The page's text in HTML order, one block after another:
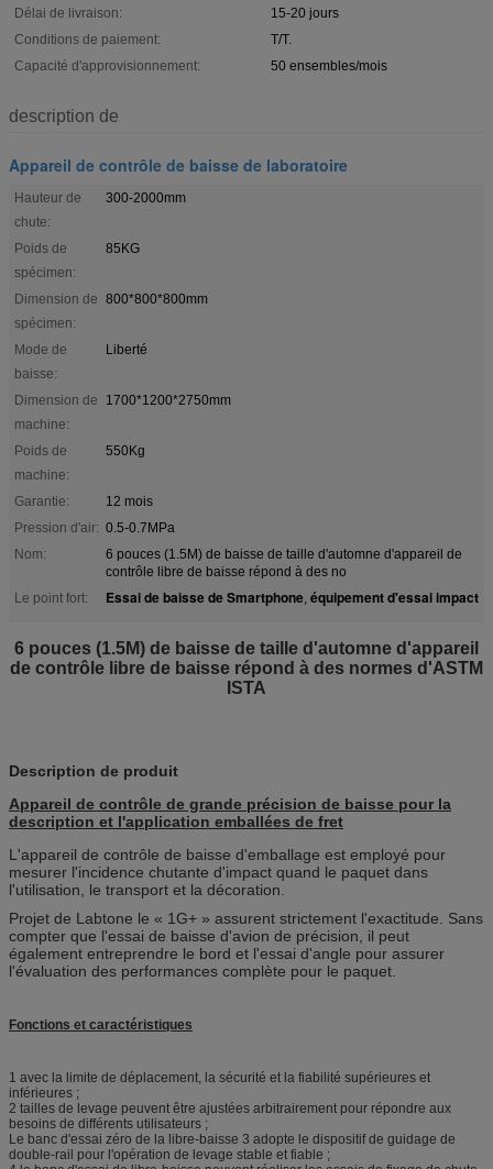
Délai de livraison:
15-20 jours
Conditions de paiement:
T/T.
Capacité d'approvisionnement:
50 ensembles/mois
description de
Appareil de contrôle de baisse de laboratoire
Hauteur de
chute:
300-2000mm
Poids de
spécimen:
85KG
Dimension de
spécimen:
800*800*800mm
Mode de
baisse:
Liberté
Dimension de
machine:
1700*1200*2750mm
Poids de
machine:
550Kg
Garantie:
12 mois
Pression d'air: 0.5-0.7MPa
Nom:
6 pouces (1.5M) de baisse de taille d'automne d'appareil de
contrôle libre de baisse répond à des no
Le point fort:
Essai de baisse de Smartphone, équipement d'essai impact
6 pouces (1.5M) de baisse de taille d'automne d'appareil
de contrôle libre de baisse répond à des normes d'ASTM
ISTA
Description de produit
Appareil de contrôle de grande précision de baisse pour la
description et l'application emballées de fret
L'appareil de contrôle de baisse d'emballage est employé pour
mesurer l'incidence chutante d'impact quand le paquet dans
l'utilisation, le transport et la décoration.
Projet de Labtone le « 1G+ » assurent strictement l'exactitude. Sans
compter que l'essai de baisse d'avion de précision, il peut
également entreprendre le bord et l'essai d'angle pour assurer
l'évaluation des performances complète pour le paquet.
Fonctions et caractéristiques
1 avec la limite de déplacement, la sécurité et la fiabilité supérieures et
inférieures ;
2 tailles de levage peuvent être ajustées arbitrairement pour répondre aux
besoins de différents utilisateurs ;
Le banc d'essai zéro de la libre-baisse 3 adopte le dispositif de guidage de
double-rail pour l'opération de levage stable et fiable ;